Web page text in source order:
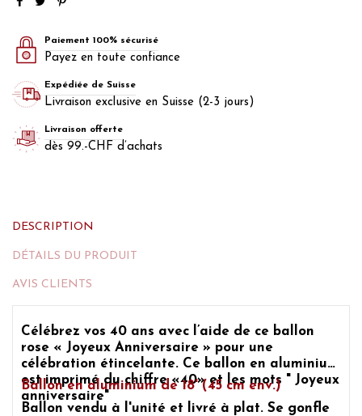
Paiement 100% sécurisé
Payez en toute confiance
Expédiée de Suisse
Livraison exclusive en Suisse (2-3 jours)
Livraison offerte
dès 99.-CHF d’achats
DESCRIPTION
DÉTAILS DU PRODUIT
AVIS CLIENTS
Célébrez vos 40 ans avec l’aide de ce ballon
rose « Joyeux Anniversaire » pour une
célébration étincelante. Ce ballon en aluminium
est imprimé du chiffre«40»et les mots " Joyeux
anniversaire"
Ballon en aluminium de 18' (45 cm env.)
Ballon vendu à l'unité et livré à plat. Se gonfle